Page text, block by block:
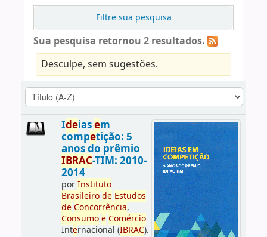
Filtre sua pesquisa
Sua pesquisa retornou 2 resultados.
Desculpe, sem sugestões.
Ideiasem
competição: 5
anos do prêmio
IBRAC-TIM: 2010-
2014
porInstituto
Brasileiro de Estudos
de Concorrência,
Consumo e Comércio
Internacional (IBRAC).